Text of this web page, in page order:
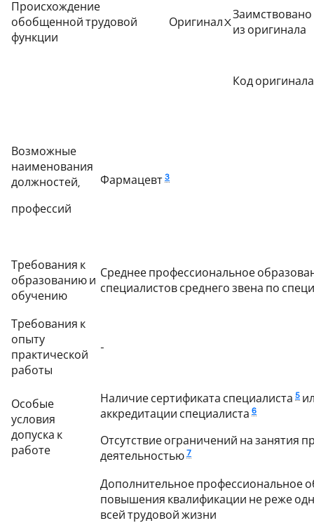
Происхождение
обобщенной трудовой
функции
ОригиналX
Заимствовано
из оригинала
Код оригинала
Возможные
наименования
должностей,
профессий
Фармацевт 3
Требования к
образованию и
обучению
Среднее профессиональное
специалистов среднего звена по
Требования к
опыту
практической
работы
-
Особые
условия
допуска к
работе
Наличие сертификата специалиста 5
аккредитации специалиста 6
Отсутствие ограничений на занятия
деятельностью 7
Дополнительное профессиональное
повышения квалификации не реже
всей трудовой жизни